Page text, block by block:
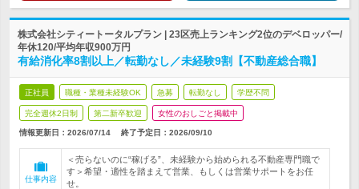
株式会社シティートータルプラン | 23区売上ランキング2位のデベロッパー/
年休120/平均年収900万円
有給消化率8割以上／転勤なし／未経験9割【不動産総合職】
正社員 職種・業種未経験OK 急募 転勤なし 学歴不問
完全週休2日制 第二新卒歓迎 女性のおしごと掲載中
情報更新日：2026/07/14 終了予定日： 2026/09/10
仕事内容
＜売らないのに“稼げる”、未経験から始められる不動産専門職で
す＞希望・適性を踏まえて営業、もしくは営業サポートをお任
せ。